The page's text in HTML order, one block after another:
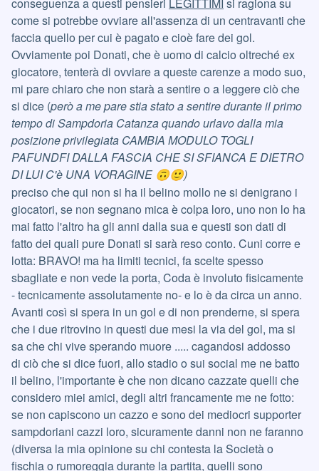
conseguenza a questi pensieri LEGITTIMI si ragiona su
come si potrebbe ovviare all'assenza di un centravanti che
faccia quello per cui è pagato e cioè fare dei gol.
Ovviamente poi Donati, che è uomo di calcio oltreché ex
giocatore, tenterà di ovviare a queste carenze a modo suo,
mi pare chiaro che non starà a sentire o a leggere ciò che
si dice (però a me pare stia stato a sentire durante il primo
tempo di Sampdoria Catanza quando urlavo dalla mia
posizione privilegiata CAMBIA MODULO TOGLI
PAFUNDFI DALLA FASCIA CHE SI SFIANCA E DIETRO
DI LUI C'è UNA VORAGINE 🙃🙂)
preciso che qui non si ha il belino mollo ne si denigrano i
giocatori, se non segnano mica è colpa loro, uno non lo ha
mai fatto l'altro ha gli anni dalla sua e questi son dati di
fatto dei quali pure Donati si sarà reso conto. Cuni corre e
lotta: BRAVO! ma ha limiti tecnici, fa scelte spesso
sbagliate e non vede la porta, Coda è involuto fisicamente
- tecnicamente assolutamente no- e lo è da circa un anno.
Avanti così si spera in un gol e di non prenderne, si spera
che i due ritrovino in questi due mesi la via del gol, ma si
sa che chi vive sperando muore ..... cagandosi addosso
di ciò che si dice fuori, allo stadio o sui social me ne batto
il belino, l'importante è che non dicano cazzate quelli che
considero miei amici, degli altri francamente me ne fotto:
se non capiscono un cazzo e sono dei mediocri supporter
sampdoriani cazzi loro, sicuramente danni non ne faranno
(diversa la mia opinione su chi contesta la Società o
fischia o rumoreggia durante la partita, quelli sono